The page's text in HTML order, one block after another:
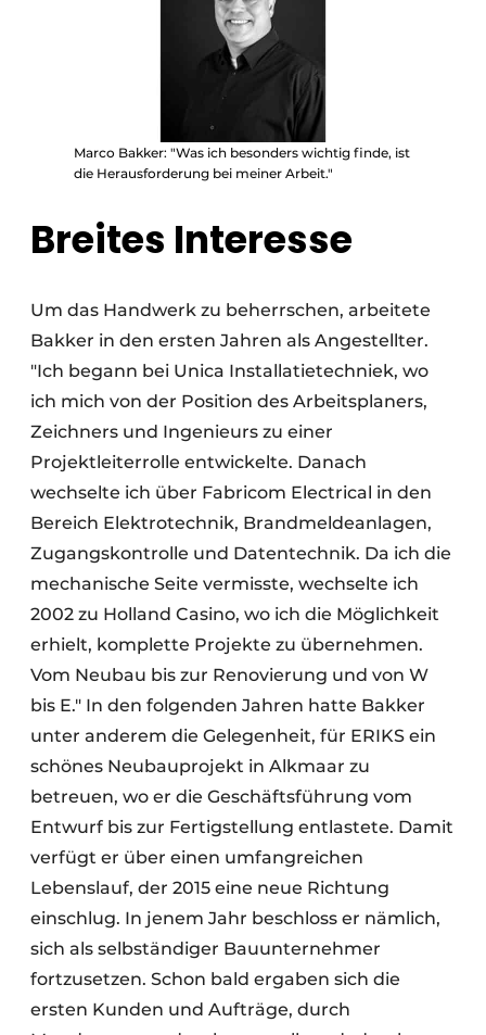
Marco Bakker: "Was ich besonders wichtig finde, ist
die Herausforderung bei meiner Arbeit."
Breites Interesse
Um das Handwerk zu beherrschen, arbeitete
Bakker in den ersten Jahren als Angestellter.
"Ich begann bei Unica Installatietechniek, wo
ich mich von der Position des Arbeitsplaners,
Zeichners und Ingenieurs zu einer
Projektleiterrolle entwickelte. Danach
wechselte ich über Fabricom Electrical in den
Bereich Elektrotechnik, Brandmeldeanlagen,
Zugangskontrolle und Datentechnik. Da ich die
mechanische Seite vermisste, wechselte ich
2002 zu Holland Casino, wo ich die Möglichkeit
erhielt, komplette Projekte zu übernehmen.
Vom Neubau bis zur Renovierung und von W
bis E." In den folgenden Jahren hatte Bakker
unter anderem die Gelegenheit, für ERIKS ein
schönes Neubauprojekt in Alkmaar zu
betreuen, wo er die Geschäftsführung vom
Entwurf bis zur Fertigstellung entlastete. Damit
verfügt er über einen umfangreichen
Lebenslauf, der 2015 eine neue Richtung
einschlug. In jenem Jahr beschloss er nämlich,
sich als selbständiger Bauunternehmer
fortzusetzen. Schon bald ergaben sich die
ersten Kunden und Aufträge, durch